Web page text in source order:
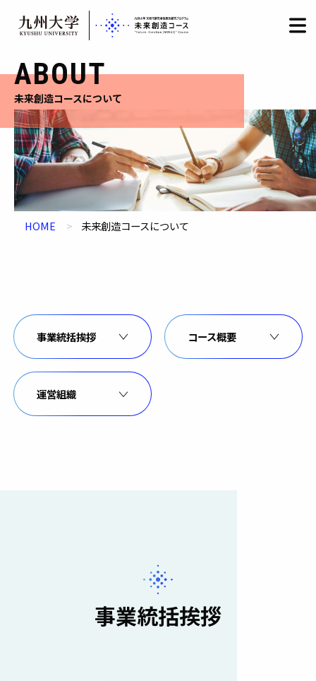
Skip
to
content
日本語 / English
ABOUT
未来創造コースについて
HOME 未来創造コースについて
事業統括挨拶 コース概要
運営組織
事業統括挨拶